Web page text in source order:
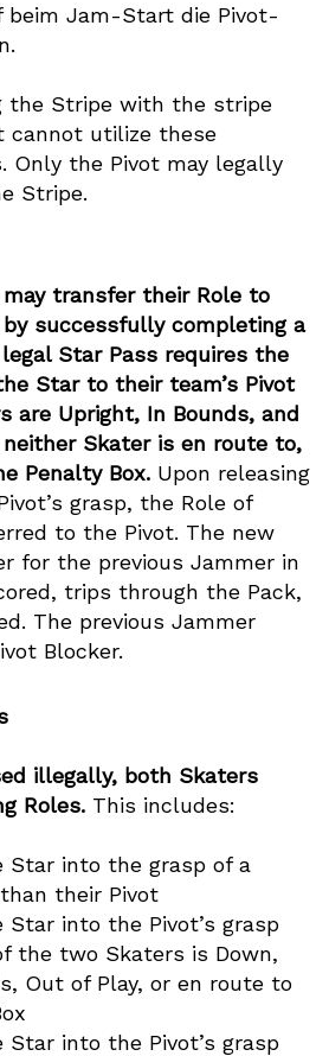
beim Jam-Start die Pivot-
the Stripe with the stripe
cannot utilize these
Only the Pivot may legally
Stripe.
may transfer their Role to
by successfully completing a
Star Pass requires the
Star to their team’s Pivot
are Upright, In Bounds, and
Skater is en route to,
Penalty Box. Upon releasing
grasp, the Role of
to the Pivot. The new
for the previous Jammer in
trips through the Pack,
The previous Jammer
Blocker.
illegally, both Skaters
Roles. This includes:
Star into the grasp of a
their Pivot
Star into the Pivot’s grasp
the two Skaters is Down,
Out of Play, or en route to
Star into the Pivot’s grasp